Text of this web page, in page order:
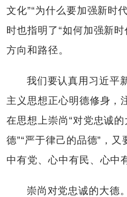
文化”“为什么要加强新时
时也指明了“如何加强新
方向和路径。
我们要认真用习近平
主义思想正心明德修身，
在思想上崇尚“对党忠诚的
德”“严于律己的品德”，又
中有党、心中有民、心中
崇尚对党忠诚的大德